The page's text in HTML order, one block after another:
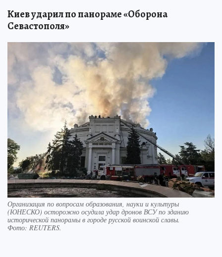
Киев ударил по панораме «Оборона
Севастополя»
Организация по вопросам образования, науки и культуры
(ЮНЕСКО) осторожно осудила удар дронов ВСУ по зданию
исторической панорамы в городе русской воинской славы.
Фото: REUTERS.